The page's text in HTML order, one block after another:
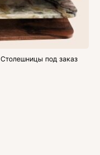
Столешницы под заказ